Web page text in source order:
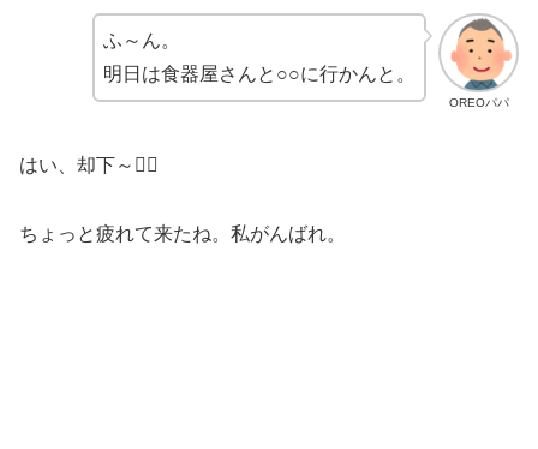
OREOパパ
ふ～ん。
明日は食器屋さんと○○に行かんと。
はい、却下～😵‍💫
ちょっと疲れて来たね。私がんばれ。